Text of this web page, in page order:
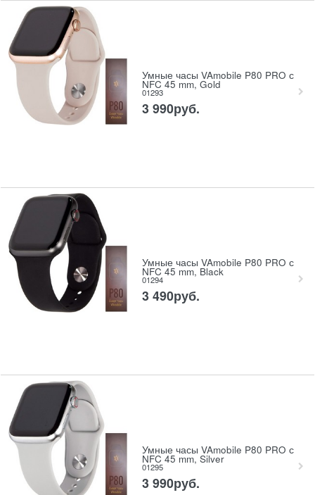
Умные часы VAmobile P80 PRO с
NFC 45 mm, Gold
01293
3 990руб.
Умные часы VAmobile P80 PRO с
NFC 45 mm, Black
01294
3 490руб.
Умные часы VAmobile P80 PRO с
NFC 45 mm, Silver
01295
3 990руб.